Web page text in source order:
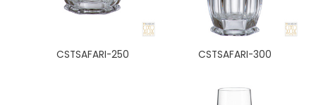
CSTSAFARI-250 CSTSAFARI-300